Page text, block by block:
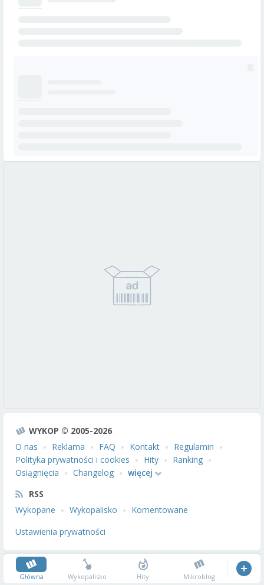
WYKOP © 2005-2026
O nas
Reklama FAQ Kontakt
Regulamin
Polityka prywatności i cookies
Hity
Ranking
Osiągnięcia
Changelog
więcej
RSS
Wykopane
Wykopalisko
Komentowane
Ustawienia prywatności
Główna Wykopalisko Hity Mikroblog